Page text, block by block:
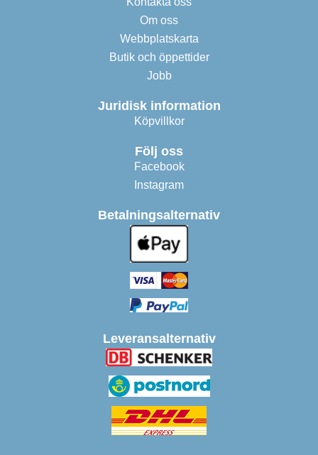
Om oss
Webbplatskarta
Butik och öppettider
Jobb
Juridisk information
Köpvillkor
Följ oss
Facebook
Instagram
Betalningsalternativ
Leveransalternativ